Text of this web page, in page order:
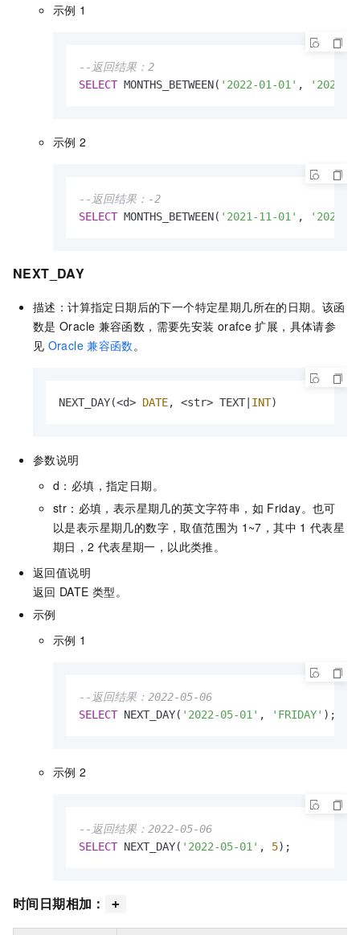
示例 1
--返回结果：2
SELECT MONTHS_BETWEEN( '2022-01-01' , '2021-
示例 2
--返回结果：-2
SELECT MONTHS_BETWEEN( '2021-11-01' , '2022-
NEXT_DAY
描述：计算指定日期后的下一个特定星期几所在的日期。该函
数是 Oracle 兼容函数，需要先安装 orafce 扩展，具体请参
见 Oracle 兼容函数。
NEXT_DAY(<d> DATE, <str> TEXT INT)
参数说明
d：必填，指定日期。
str：必填，表示星期几的英文字符串，如 Friday。也可
以是表示星期几的数字，取值范围为 1~7，其中 1 代表星
期日，2 代表星期一，以此类推。
返回值说明
返回 DATE 类型。
示例
示例 1
--返回结果：2022-05-06
SELECT NEXT_DAY( '2022-05-01' , 'FRIDAY' );
示例 2
--返回结果：2022-05-06
SELECT NEXT_DAY( '2022-05-01' , 5);
时间日期相加： +